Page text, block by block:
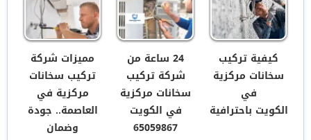
كيفية تركيب
سخانات مركزية
في
الكويت باحترافية
24 ساعة من
شركة تركيب
سخانات مركزية
في الكويت
65059867
مميزات شركة
تركيب سخانات
مركزية في
العاصمة.. جودة
وضمان